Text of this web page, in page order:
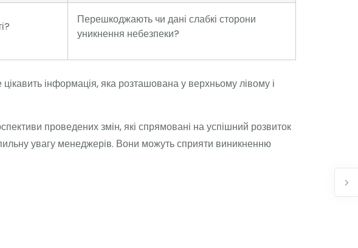
Перешкоджають чи дані слабкі сторони
уникнення небезпеки?
інформація, яка розташована у верхньому лівому і
проведених змін, які спрямовані на успішний розвиток
увагу менеджерів. Вони можуть сприяти виникненню